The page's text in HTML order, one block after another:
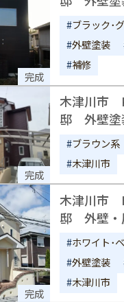
完成
根補修
ブラック･
外壁塗装
補修
完成
木津川市
邸 外壁塗
ブラウン系
木津川市
完成
木津川市
邸 外壁・
装ホワイト･
外壁塗装
木津川市